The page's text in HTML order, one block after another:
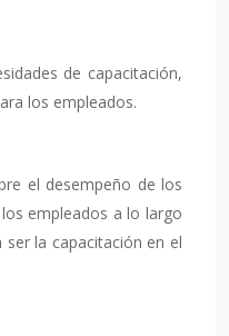
de capacitación,
los empleados.
el desempeño de los
empleados a lo largo
la capacitación en el